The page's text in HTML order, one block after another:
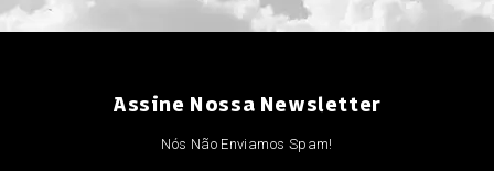
Assine Nossa Newsletter
Nós Não Enviamos Spam!